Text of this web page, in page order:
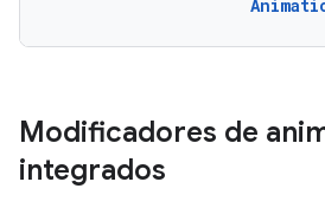
Modificadores de
integrados